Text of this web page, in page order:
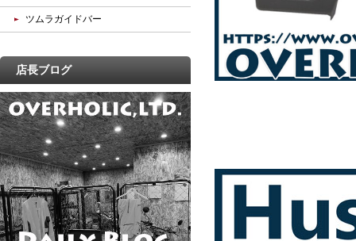
ツムラガイドバー
店長ブログ